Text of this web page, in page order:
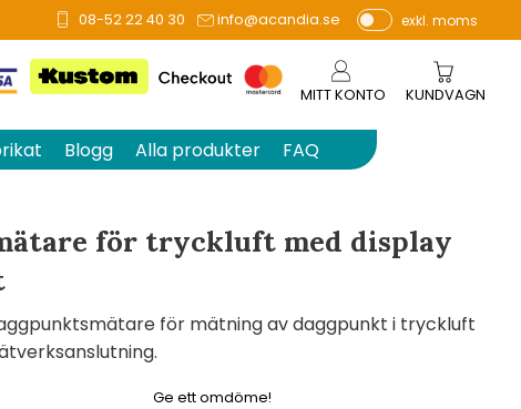
08-52 22 40 30 info@acandia.se
P
e
r
vi
s
exkl. moms
MITT KONTO KUNDVAGN
Blogg Alla produkter FAQ
för tryckluft med display
för mätning av daggpunkt i tryckluft
Ge ett omdöme!
på 0 betyg.